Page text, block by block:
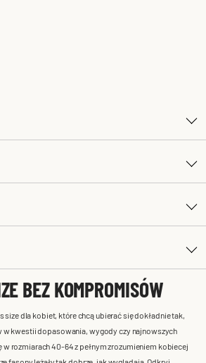
BEZ KOMPROMISÓW
size dla kobiet, które chcą ubierać się dokładnie tak,
w kwestii dopasowania, wygody czy najnowszych
rozmiarach 40-64 z pełnym zrozumieniem kobiecej